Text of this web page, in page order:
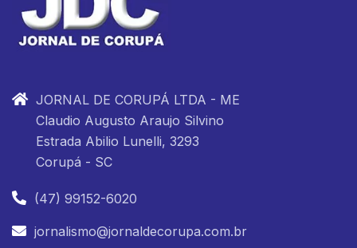
JORNAL DE CORUPÁ LTDA - ME
Claudio Augusto Araujo Silvino
Estrada Abilio Lunelli, 3293
Corupá - SC
(47) 99152-6020
jornalismo@jornaldecorupa.com.br